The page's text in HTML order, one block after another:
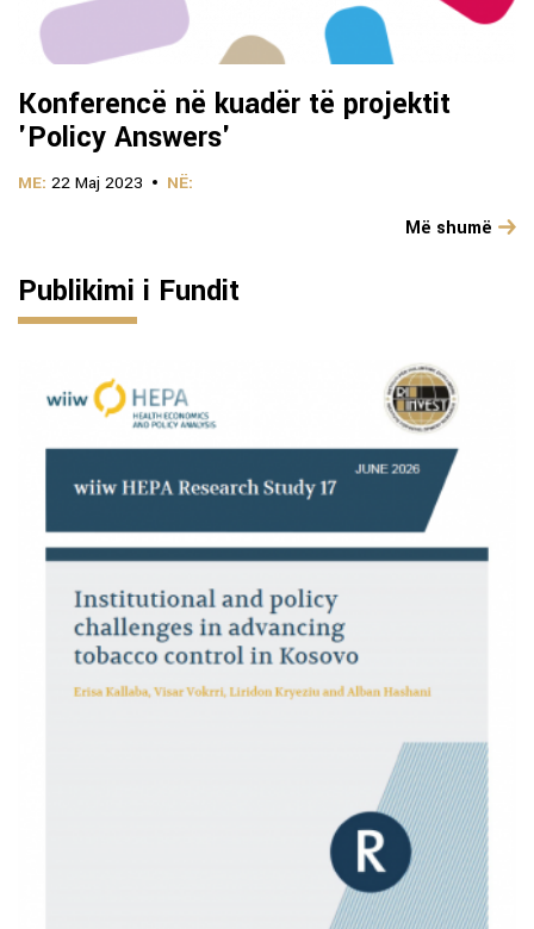
Konferencë në kuadër të projektit
'Policy Answers'
ME: 22 Maj 2023 NË:
Më shumë
Publikimi i Fundit